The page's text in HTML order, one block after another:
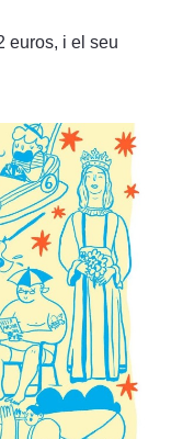
euros, i el seu